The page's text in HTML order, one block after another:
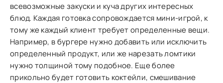
всевозможные закуски и куча других интересных
блюд. Каждая готовка сопровождается мини-игрой, к
тому же каждый клиент требует определенные вещи.
Например, в бургере нужно добавить или исключить
определенный продукт, или же нарезать ломтики
нужно толщиной тому подобное. Еще более
прикольно будет готовить коктейли, смешивание